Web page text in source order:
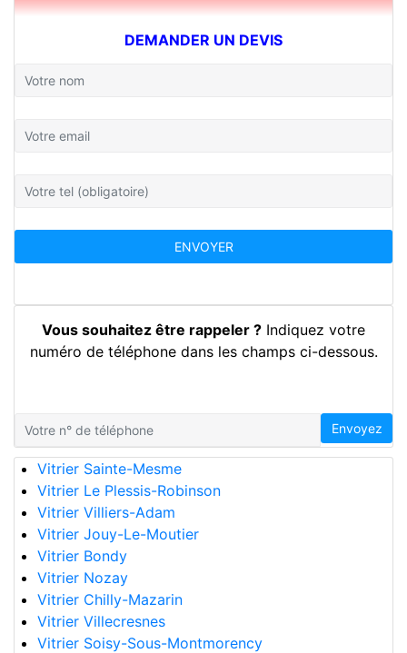
DEMANDER UN DEVIS
Vous souhaitez être rappeler ? Indiquez votre
numéro de téléphone dans les champs ci-dessous.
Envoyez
Vitrier Sainte-Mesme
Vitrier Le Plessis-Robinson
Vitrier Villiers-Adam
Vitrier Jouy-Le-Moutier
Vitrier Bondy
Vitrier Nozay
Vitrier Chilly-Mazarin
Vitrier Villecresnes
Vitrier Soisy-Sous-Montmorency